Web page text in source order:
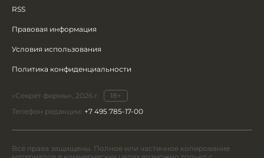
RSS
Правовая информация
Условия использования
Политика конфиденциальности
«Секрет фирмы», 2026 г.
18+
Телефон редакции: +7 495 785-17-00
Все права защищены. Полное или частичное копирование